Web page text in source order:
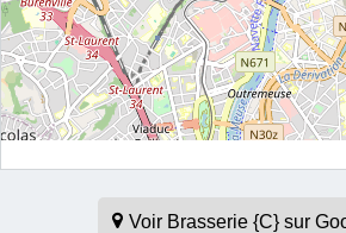
Voir Brasserie {C} sur